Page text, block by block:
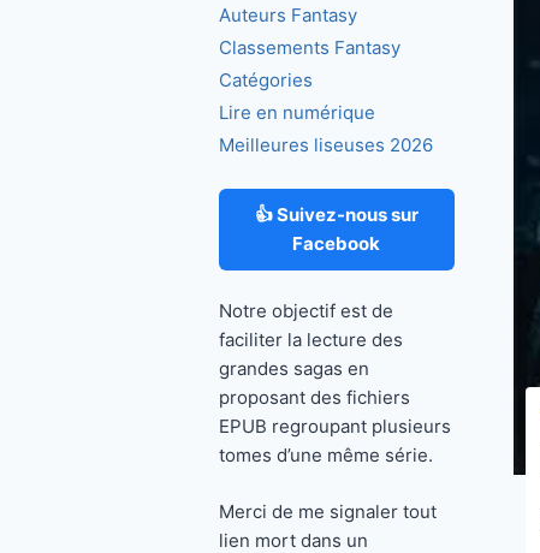
Auteurs Fantasy
Classements Fantasy
Catégories
Lire en numérique
Meilleures liseuses 2026
👍 Suivez-nous sur
Facebook
Notre objectif est de
faciliter la lecture des
grandes sagas en
proposant des fichiers
EPUB regroupant plusieurs
tomes d’une même série.
Merci de me signaler tout
lien mort dans un